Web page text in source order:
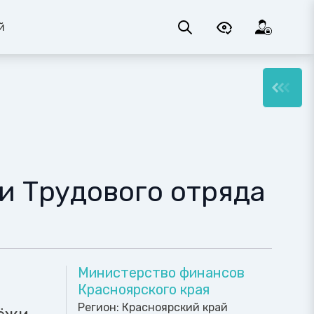
Трудового отряда
Министерство финансов
Красноярского края
Регион: Красноярский край